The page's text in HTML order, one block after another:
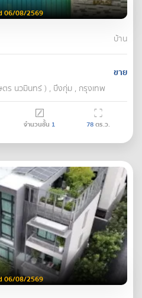
06/08/2569
บ้าน
ขาย
ร นวมินทร์ ) , บึงกุ่ม , กรุงเทพ
จำนวนชั้น 1 78ตร.ว.
06/08/2569